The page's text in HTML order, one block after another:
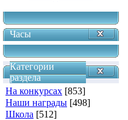
Часы
Категории
раздела
На конкурсах [853]
Наши награды [498]
Школа [512]